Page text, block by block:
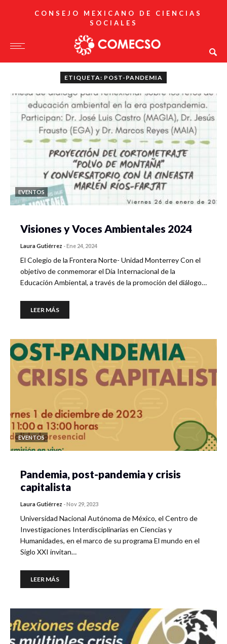
CONSEJO MEXICANO DE CIENCIAS
SOCIALES
ETIQUETA: POST-PANDEMIA
EVENTOS
Visiones y Voces Ambientales 2024
Laura Gutiérrez -Ene 24, 2024
El Colegio de la Frontera Norte- Unidad Monterrey Con el
objetivo de conmemorar el Día Internacional de la
Educación Ambiental, a través de la promoción del diálogo…
LEER MÁS
EVENTOS
Pandemia, post-pandemia y crisis
capitalista
Laura Gutiérrez -Nov 29, 2023
Universidad Nacional Autónoma de México, el Centro de
Investigaciones Interdisciplinarias en Ciencias y
Humanidades, en el marco de su programa El mundo en el
Siglo XXI invitan…
LEER MÁS